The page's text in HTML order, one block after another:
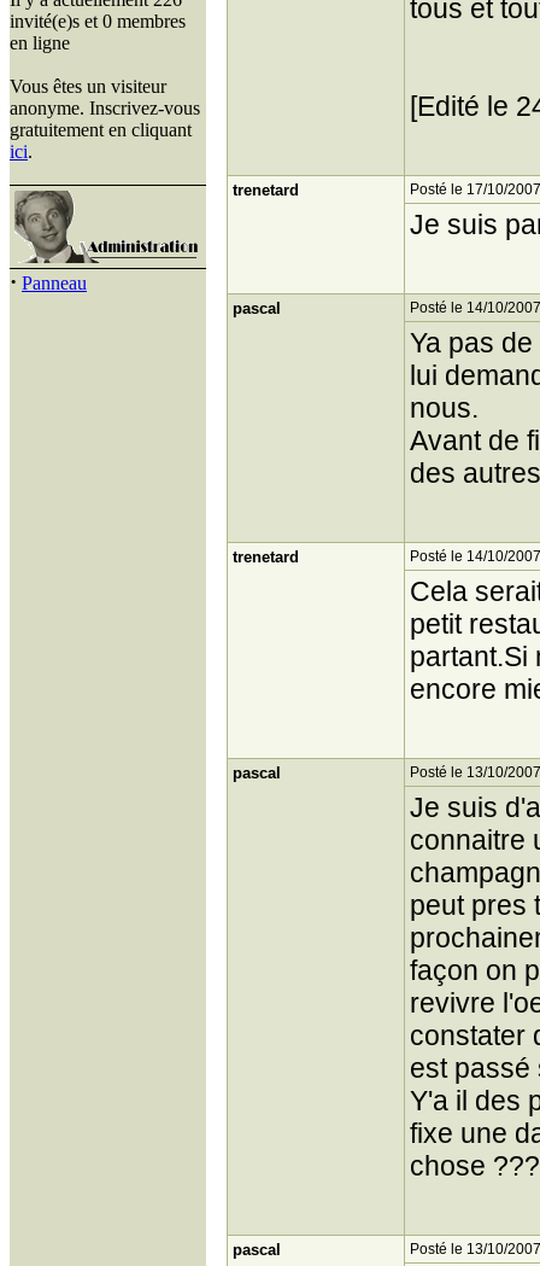
invité(e)s et 0 membres
en ligne
Vous êtes un visiteur
anonyme. Inscrivez-vous
gratuitement en cliquant
ici.
· Panneau
tous et
[Edité le
trenetard Posté le 17/10/
Je suis
pascal Posté le 14/10/
Ya pas
lui
nous.
Avant de
des
trenetard Posté le 14/10/
Cela
petit
partant.Si
encore
pascal Posté le 13/10/
Je suis
connaitre
peut pres
façon on
revivre
constater
est passé
Y'a il des
fixe une
chose ???
pascal Posté le 13/10/